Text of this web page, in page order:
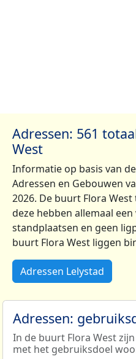
Adressen: 561
West
Informatie op basis van
Adressen en Gebouwen
2026. De buurt Flora
deze hebben allemaal
standplaatsen en geen
buurt Flora West liggen
Adressen Lelystad
Adressen:
In de buurt Flora West
met het gebruiksdoel